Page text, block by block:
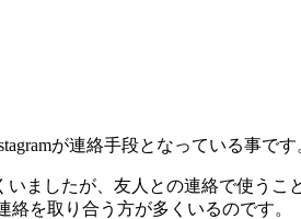
が連絡手段となっている事です
ましたが、友人との連絡で使うこ
を取り合う方が多くいるのです。